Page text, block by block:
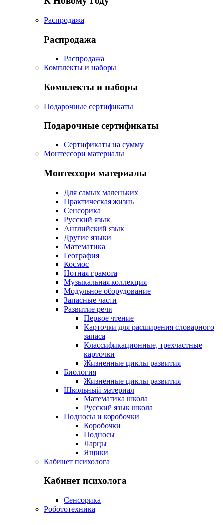
Распродажа
Распродажа
Распродажа
Комплекты и наборы
Комплекты и наборы
Подарочные сертификаты
Подарочные сертификаты
Сертификаты на сумму
Монтессори материалы
Монтессори материалы
Для самых маленьких
Практическая жизнь
Сенсорика
Русский язык
Английский язык
Другие языки
Математика
География
Космос
Нотная грамота
Музыкальная коллекция
Модульное оборудование
Запасные части
Развитие речи
Первое чтение
Карточки для расширения словарного
запаса
Классификационные, трехчастные
карточки
Жизненные циклы развития
Биология
Жизненные циклы развития
Школьный материал
Математика школа
Русский язык школа
Подносы и коробочки
Коробочки
Подносы
Ларцы
Ящики
Кабинет психолога
Кабинет психолога
Сенсорика
Робототехника